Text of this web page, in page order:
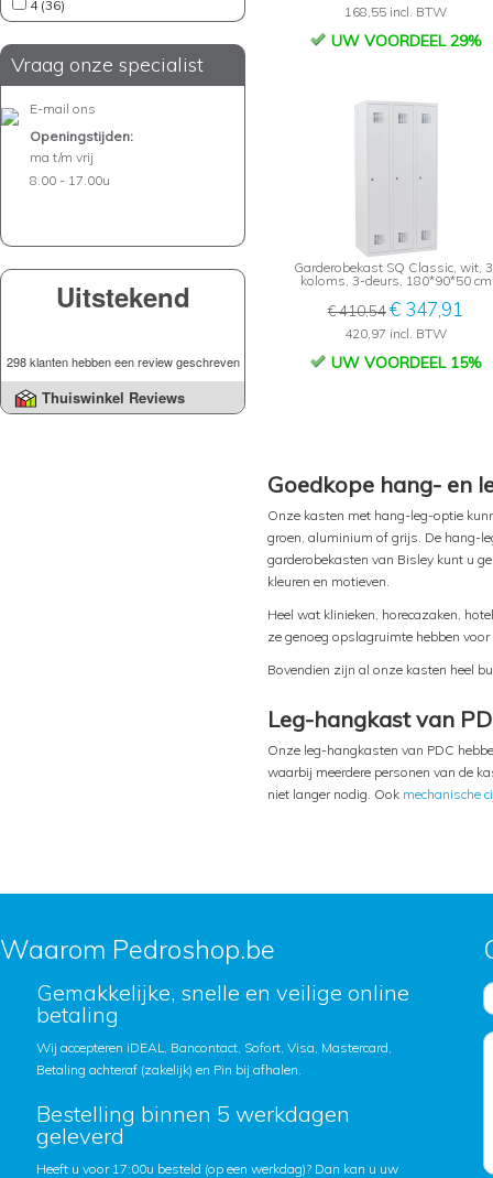
4 (36)
Vraag onze specialist
E-mail ons
Openingstijden:
ma t/m vrij
8.00 - 17.00u
Uitstekend
298 klanten hebben een review geschreven
Thuiswinkel Reviews
168,55 incl. BTW
UW VOORDEEL 29%
Garderobekast SQ Classic, wit,
koloms, 3-deurs, 180*90*50 cm
€ 410,54€ 347,91
420,97 incl. BTW
UW VOORDEEL 15%
Goedkope hang- en
Onze kasten met hang-leg-optie
groen, aluminium of grijs. De hang-
garderobekasten van Bisley kunt u
kleuren en motieven.
Heel wat klinieken, horecazaken,
ze genoeg opslagruimte hebben
Bovendien zijn al onze kasten heel
Leg-hangkast van
Onze leg-hangkasten van PDC
waarbij meerdere personen van de
niet langer nodig. Ook mechanische
Waarom Pedroshop.be
Gemakkelijke, snelle en veilige online
betaling
Wij accepteren iDEAL, Bancontact, Sofort, Visa, Mastercard,
Betaling achteraf (zakelijk) en Pin bij afhalen.
Bestelling binnen 5 werkdagen
geleverd
Heeft u voor 17:00u besteld (op een werkdag)? Dan kan u uw